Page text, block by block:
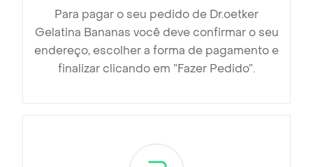
Para pagar o seu pedido de Dr.oetker
Gelatina Bananas você deve confirmar o seu
endereço, escolher a forma de pagamento e
finalizar clicando em ”Fazer Pedido”.